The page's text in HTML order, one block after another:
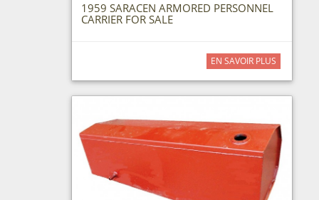
1959 SARACEN ARMORED PERSONNEL
CARRIER FOR SALE
EN SAVOIR PLUS